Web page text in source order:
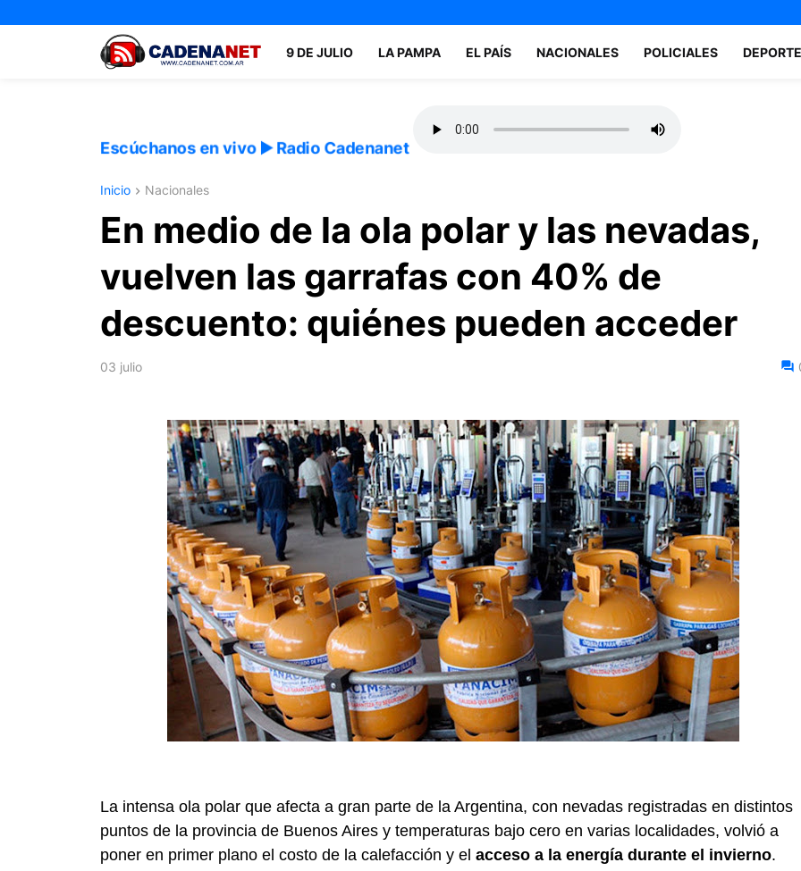
9 DE JULIO LA PAMPA EL PAÍS NACIONALES POLICIALES
Escúchanos en vivo ▶️ Radio Cadenanet
Inicio Nacionales
En medio de la ola polar y las nevadas,
vuelven las garrafas con 40% de
descuento: quiénes pueden acceder
03 julio
La intensa ola polar que afecta a gran parte de la Argentina, con nevadas registradas en distintos
puntos de la provincia de Buenos Aires y temperaturas bajo cero en varias localidades, volvió a
poner en primer plano el costo de la calefacción y el acceso a la energía durante el invierno.